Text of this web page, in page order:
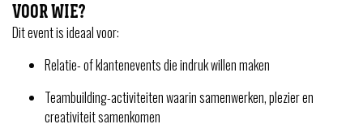
VOOR WIE?
Dit event is ideaal voor:
Relatie- of klantenevents die indruk willen maken
Teambuilding-activiteiten waarin samenwerken, plezier en
creativiteit samenkomen